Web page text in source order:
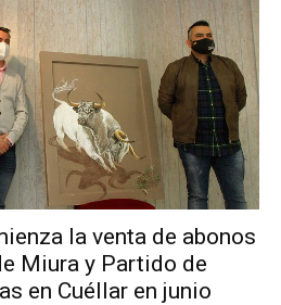
la venta de abonos
Miura y Partido de
en Cuéllar en junio